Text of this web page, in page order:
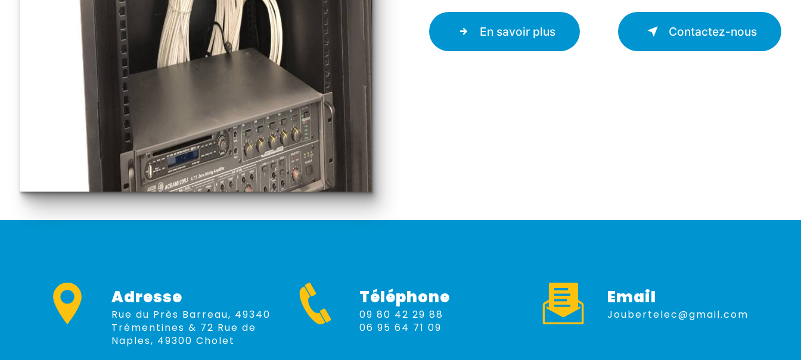
En savoir plus Contactez-nous
Adresse
Rue du Près Barreau, 49340
Trémentines & 72 Rue de
Naples, 49300 Cholet
Téléphone
09 80 42 29 88
06 95 64 71 09
Email
joubertelec@gmail.com